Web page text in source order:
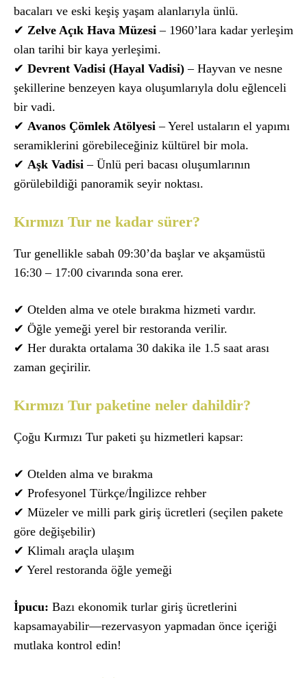
bacaları ve eski keşiş yaşam alanlarıyla ünlü.
✔ Zelve Açık Hava Müzesi – 1960’lara kadar yerleşim
olan tarihi bir kaya yerleşimi.
✔ Devrent Vadisi (Hayal Vadisi) – Hayvan ve nesne
şekillerine benzeyen kaya oluşumlarıyla dolu eğlenceli
bir vadi.
✔ Avanos Çömlek Atölyesi – Yerel ustaların el yapımı
seramiklerini görebileceğiniz kültürel bir mola.
✔ Aşk Vadisi – Ünlü peri bacası oluşumlarının
görülebildiği panoramik seyir noktası.
Kırmızı Tur ne kadar sürer?
Tur genellikle sabah 09:30’da başlar ve akşamüstü
16:30 – 17:00 civarında sona erer.
✔ Otelden alma ve otele bırakma hizmeti vardır.
✔ Öğle yemeği yerel bir restoranda verilir.
✔ Her durakta ortalama 30 dakika ile 1.5 saat arası
zaman geçirilir.
Kırmızı Tur paketine neler dahildir?
Çoğu Kırmızı Tur paketi şu hizmetleri kapsar:
✔ Otelden alma ve bırakma
✔ Profesyonel Türkçe/İngilizce rehber
✔ Müzeler ve milli park giriş ücretleri (seçilen pakete
göre değişebilir)
✔ Klimalı araçla ulaşım
✔ Yerel restoranda öğle yemeği
İpucu: Bazı ekonomik turlar giriş ücretlerini
kapsamayabilir—rezervasyon yapmadan önce içeriği
mutlaka kontrol edin!